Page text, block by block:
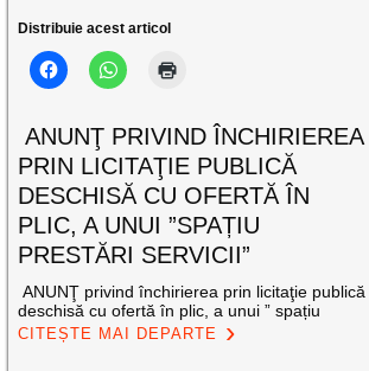
Distribuie acest articol
ANUNŢ PRIVIND ÎNCHIRIEREA
PRIN LICITAŢIE PUBLICĂ
DESCHISĂ CU OFERTĂ ÎN
PLIC, A UNUI ”SPAȚIU
PRESTĂRI SERVICII”
ANUNŢ privind închirierea prin licitaţie publică
deschisă cu ofertă în plic, a unui ” spațiu
CITEȘTE MAI DEPARTE